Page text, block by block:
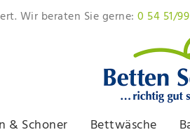
Wir beraten Sie gerne: 0 54 51/
& Schoner Bettwäsche